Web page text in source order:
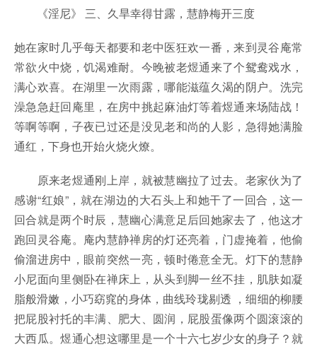
《淫尼》 三、久旱幸得甘露，慧静梅开三度
她在家时几乎每天都要和老中医狂欢一番，来到灵谷庵常
常欲火中烧，饥渴难耐。今晚被老煜通来了个鸳鸯戏水，
满心欢喜。在湖里一次雨露，哪能滋蕴久渴的阴户。洗完
澡急急赶回庵里，在房中挑起麻油灯等着煜通来场陆战！
等啊等啊，子夜已过还是没见老和尚的人影，急得她满脸
通红，下身也开始火烧火燎。
原来老煜通刚上岸，就被慧幽拉了过去。老家伙为了
感谢“红娘”，就在湖边的大石头上和她干了一回合，这一
回合就是两个时辰，慧幽心满意足后回她家去了，他这才
跑回灵谷庵。庵内慧静禅房的灯还亮着，门虚掩着，他偷
偷溜进房中，眼前突然一亮，顿时倦意全无。灯下的慧静
小尼面向里侧卧在禅床上，从头到脚一丝不挂，肌肤如凝
脂般滑嫩，小巧窈窕的身体，曲线玲珑剔透 ，细细的柳腰
把屁股衬托的丰满、肥大、圆润，屁股蛋像两个圆滚滚的
大西瓜。煜通心想这哪里是一个十六七岁少女的身子？就